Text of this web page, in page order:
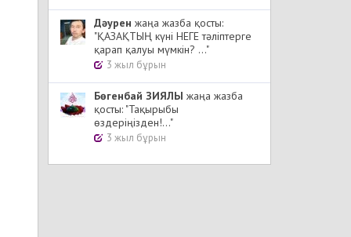
Дәурен жаңа жазба қосты:
"ҚАЗАҚТЫҢ күні НЕГЕ тәліптерге
қарап қалуы мүмкін? ..."
3 жыл бұрын
Бөгенбай ЗИЯЛЫ жаңа жазба
қосты: "Тақырыбы
өздеріңізден!..."
3 жыл бұрын